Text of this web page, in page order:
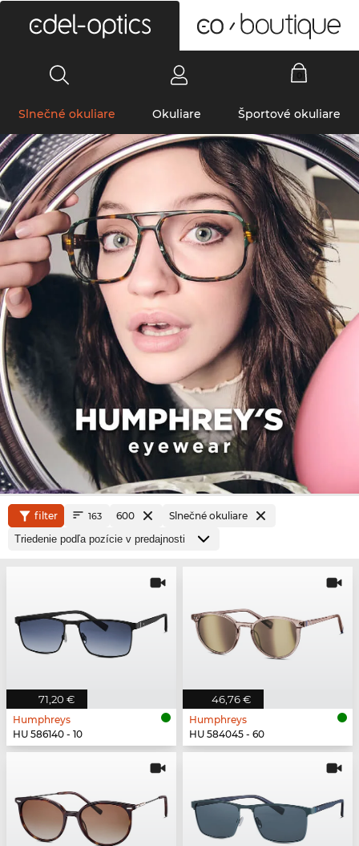
Slnečné okuliare Okuliare Športové okuliare
filter 163 600 Slnečné okuliare
71,20 €
Humphreys
HU 586140 - 10
46,76 €
Humphreys
HU 584045 - 60